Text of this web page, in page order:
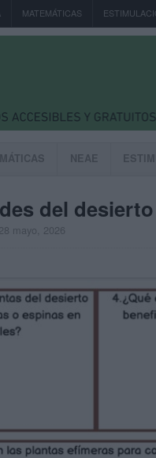
MATEMÁTICAS
NEAE
del
mayo, 2026